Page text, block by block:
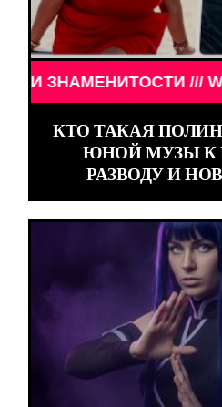
/// WORLD
КТО ТАКАЯ
ЮНОЙ МУЗЫ К
РАЗВОДУ И